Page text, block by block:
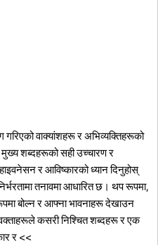
वाक्यांशहरू र अभिव्यक्तिहरूको
शब्दहरूको सही उच्चारण र
हाइवनेसन र आविष्कारको ध्यान दिनुहोस्
तनावमा आधारित छ। थप रूपमा,
बोल्न र आफ्ना भावनाहरू देखाउन
कसरी निश्चित शब्दहरू र एक
र <<